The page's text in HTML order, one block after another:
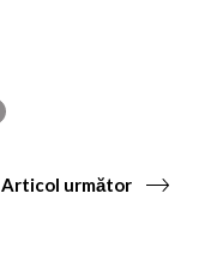
Articol următor